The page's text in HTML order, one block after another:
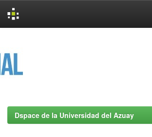
Dspace de la Universidad del Azuay